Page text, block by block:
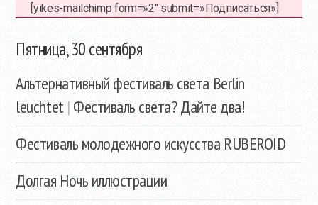
[yikes-mailchimp form=»2″ submit=»Подписаться»]
Пятница, 30 сентября
Альтернативный фестиваль света Berlin
leuchtet|Фестиваль света? Дайте два!
Фестиваль молодежного искусства RUBEROID
Долгая Ночь иллюстрации